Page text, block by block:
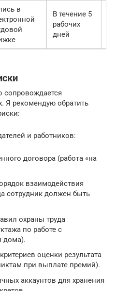
в
В течение 5
рабочих
дней
сопровождается
Я рекомендую обратить
и работников:
договора (работа «на
взаимодействия
сотрудник должен быть
охраны труда
по работе с
дома).
оценки результата
при выплате премий).
аккаунтов для хранения